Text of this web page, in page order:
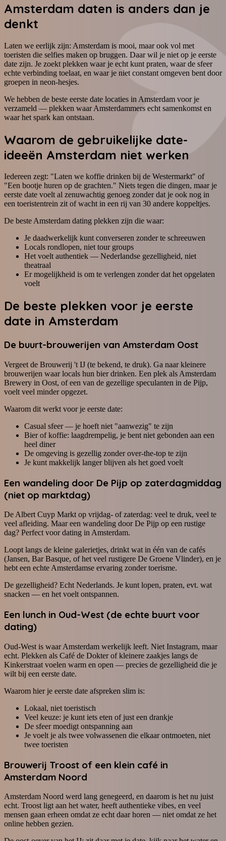
Amsterdam daten is anders dan je
denkt
Laten we eerlijk zijn: Amsterdam is mooi, maar ook vol met
toeristen die selfies maken op bruggen. Daar wil je niet op je eerste
date zijn. Je zoekt plekken waar je echt kunt praten, waar de sfeer
echte verbinding toelaat, en waar je niet constant omgeven bent door
groepen in neon-hesjes.
We hebben de beste eerste date locaties in Amsterdam voor je
verzameld — plekken waar Amsterdammers echt samenkomst en
waar het spark kan ontstaan.
Waarom de gebruikelijke date-
ideeën Amsterdam niet werken
Iedereen zegt: "Laten we koffie drinken bij de Westermarkt" of
"Een bootje huren op de grachten." Niets tegen die dingen, maar je
eerste date voelt al zenuwachtig genoeg zonder dat je ook nog in
een toeristentrein zit of wacht in een rij van 30 andere koppeltjes.
De beste Amsterdam dating plekken zijn die waar:
Je daadwerkelijk kunt converseren zonder te schreeuwen
Locals rondlopen, niet tour groups
Het voelt authentiek — Nederlandse gezelligheid, niet
theatraal
Er mogelijkheid is om te verlengen zonder dat het opgelaten
voelt
De beste plekken voor je eerste
date in Amsterdam
De buurt-brouwerijen van Amsterdam Oost
Vergeet de Brouwerij 't IJ (te bekend, te druk). Ga naar kleinere
brouwerijen waar locals hun bier drinken. Een plek als Amsterdam
Brewery in Oost, of een van de gezellige speculanten in de Pijp,
voelt veel minder opgezet.
Waarom dit werkt voor je eerste date:
Casual sfeer — je hoeft niet "aanwezig" te zijn
Bier of koffie: laagdrempelig, je bent niet gebonden aan een
heel diner
De omgeving is gezellig zonder over-the-top te zijn
Je kunt makkelijk langer blijven als het goed voelt
Een wandeling door De Pijp op zaterdagmiddag
(niet op marktdag)
De Albert Cuyp Markt op vrijdag- of zaterdag: veel te druk, veel te
veel afleiding. Maar een wandeling door De Pijp op een rustige
dag? Perfect voor dating in Amsterdam.
Loopt langs de kleine galerietjes, drinkt wat in één van de cafés
(Jansen, Bar Basque, of het veel rustigere De Groene Vlinder), en je
hebt een echte Amsterdamse ervaring zonder toerisme.
De gezelligheid? Echt Nederlands. Je kunt lopen, praten, evt. wat
snacken — en het voelt ontspannen.
Een lunch in Oud-West (de echte buurt voor
dating)
Oud-West is waar Amsterdam werkelijk leeft. Niet Instagram, maar
echt. Plekken als Café de Dokter of kleinere zaakjes langs de
Kinkerstraat voelen warm en open — precies de gezelligheid die je
wilt bij een eerste date.
Waarom hier je eerste date afspreken slim is:
Lokaal, niet toeristisch
Veel keuze: je kunt iets eten of just een drankje
De sfeer moedigt ontspanning aan
Je voelt je als twee volwassenen die elkaar ontmoeten, niet
twee toeristen
Brouwerij Troost of een klein café in
Amsterdam Noord
Amsterdam Noord werd lang genegeerd, en daarom is het nu juist
echt. Troost ligt aan het water, heeft authentieke vibes, en veel
mensen gaan erheen omdat ze echt daar horen — niet omdat ze het
online hebben gezien.